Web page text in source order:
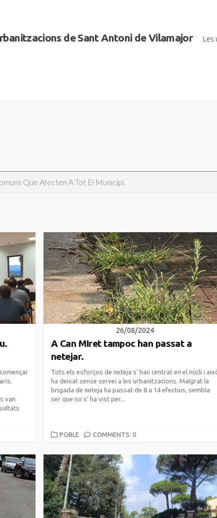
de Sant Antoni de Vilamajor Les
Que Afecten A Tot El Municipi.
van
26/08/2024
A Can MIret tampoc han passat a
netejar.
Tots els esforços de neteja s’ han centrat en el núcli i
ha deixat sense servei a les urbanitzacions. Malgrat la
brigada de neteja ha passat de 8 a 14 efectius, sembla
ser que no s’ ha vist per...
CATEGORIES
POBLE COMMENTS: 0